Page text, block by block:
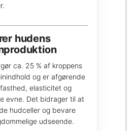
hudens
ca. 25 % af kroppens
og er afgørende
elasticitet og
evne. Det bidrager til at
hudceller og bevare
udseende.